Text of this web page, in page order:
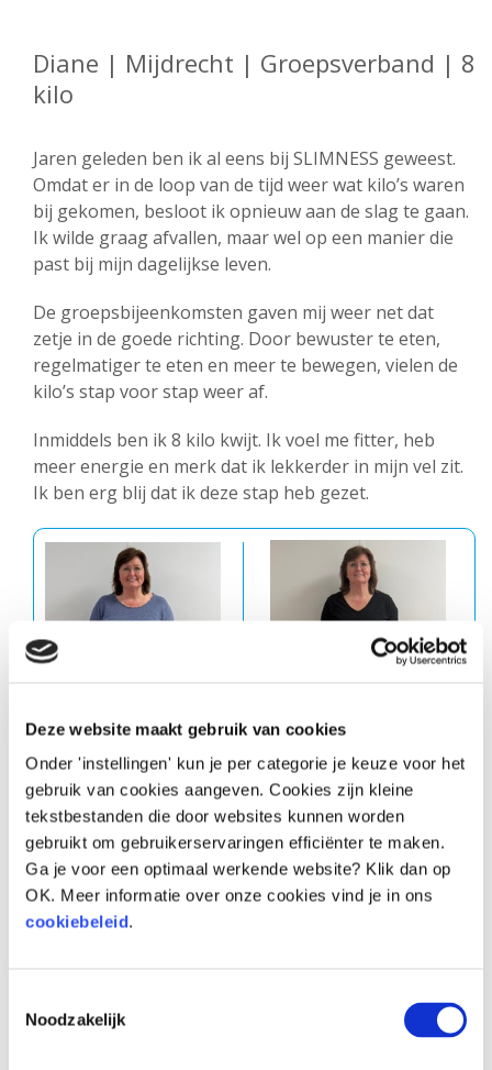
Deze website maakt gebruik van cookies
Onder 'instellingen' kun je per categorie je keuze voor het
gebruik van cookies aangeven. Cookies zijn kleine
tekstbestanden die door websites kunnen worden
gebruikt om gebruikerservaringen efficiënter te maken.
Ga je voor een optimaal werkende website? Klik dan op
OK. Meer informatie over onze cookies vind je in ons
cookiebeleid.
Noodzakelijk
Diane | Mijdrecht | Groepsverband | 8
kilo
Jaren geleden ben ik al eens bij SLIMNESS geweest.
Omdat er in de loop van de tijd weer wat kilo’s waren
bij gekomen, besloot ik opnieuw aan de slag te gaan.
Ik wilde graag afvallen, maar wel op een manier die
past bij mijn dagelijkse leven.
De groepsbijeenkomsten gaven mij weer net dat
zetje in de goede richting. Door bewuster te eten,
regelmatiger te eten en meer te bewegen, vielen de
kilo’s stap voor stap weer af.
Inmiddels ben ik 8 kilo kwijt. Ik voel me fitter, heb
meer energie en merk dat ik lekkerder in mijn vel zit.
Ik ben erg blij dat ik deze stap heb gezet.
Voor Na